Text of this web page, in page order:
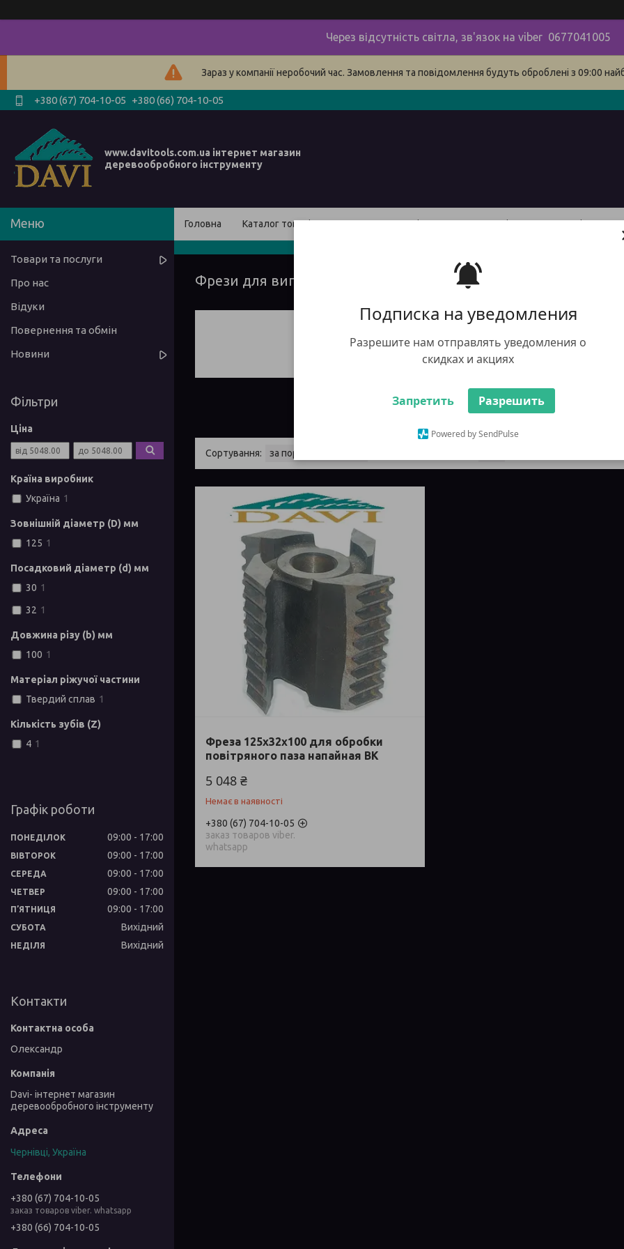
Подписка на уведомления
Разрешите нам отправлять уведомления о
скидках и акциях
Запретить Разрешить
Powered by SendPulse
Через відсутність світла, зв'язок на viber 0677041005
Зараз у компанії неробочий час. Замовлення та повідомлення будуть оброблені з 09:00
+380 (67) 704-10-05 +380 (66) 704-10-05
www.davitools.com.ua інтернет магазин
деревообробного інструменту
Головна Каталог товарів про нас наші контакти сервіс Доставка і оплата
Фрези для виготовлення повітряного паза
виготовлення ножів під
Фреза 125х32х100 для обробки
повітряного паза напайная ВК
5 048 ₴
Немає в наявності
+380 (67) 704-10-05
заказ товаров viber.
whatsapp
Товари та послуги
Про нас
Відуки
Повернення та обмін
Новини
Фільтри
Ціна
Країна виробник
Україна 1
Зовнішній діаметр (D) мм
125 1
Посадковий діаметр (d) мм
30 1
32 1
Довжина різу (b) мм
100 1
Матеріал ріжучої частини
Твердий сплав 1
Кількість зубів (Z)
4 1
Графік роботи
ПОНЕДІЛОК 09:00 17:00
ВІВТОРОК 09:00 17:00
СЕРЕДА 09:00 17:00
ЧЕТВЕР 09:00 17:00
ПʼЯТНИЦЯ 09:00 17:00
СУБОТА Вихідний
НЕДІЛЯ Вихідний
Контакти
Олександр
Davi- інтернет магазин
деревообробного інструменту
Чернівці, Україна
+380 (67) 704-10-05
заказ товаров viber. whatsapp
+380 (66) 704-10-05